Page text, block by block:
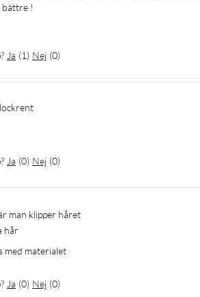
bättre !
Ja (1) Nej (0)
Ja (0) Nej (0)
man klipper håret
hår
med materialet
Ja (0) Nej (0)